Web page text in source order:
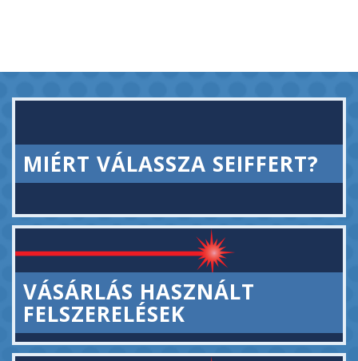
MIÉRT VÁLASSZA SEIFFERT?
VÁSÁRLÁS HASZNÁLT
FELSZERELÉSEK